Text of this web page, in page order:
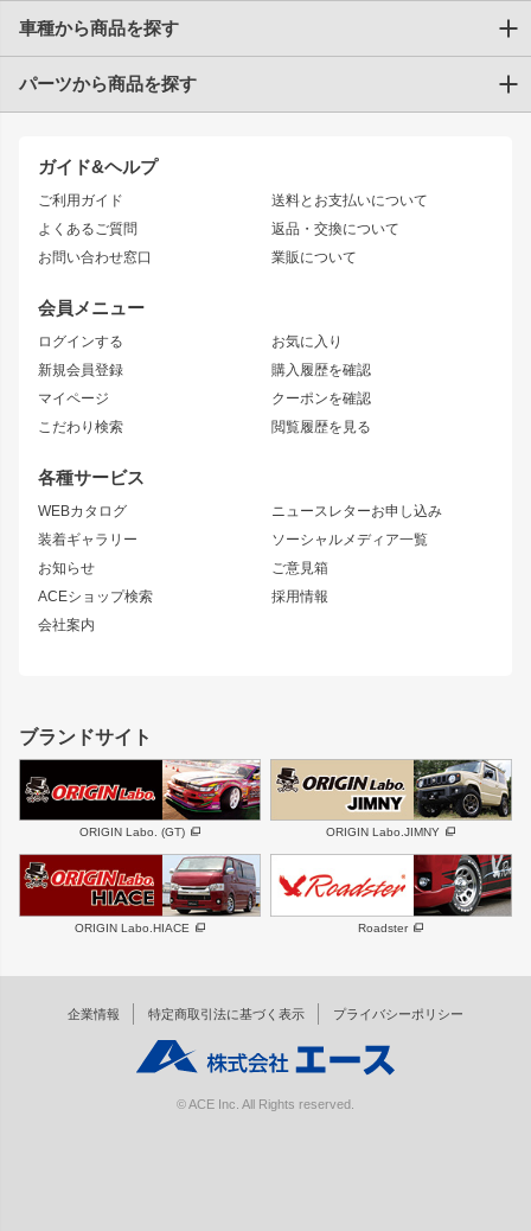
ガイド&ヘルプ
ご利用ガイド
よくあるご質問
お問い合わせ窓口
送料とお支払いについて
返品・交換について
業販について
会員メニュー
ログインする
新規会員登録
マイページ
こだわり検索
お気に入り
購入履歴を確認
クーポンを確認
閲覧履歴を見る
各種サービス
WEBカタログ
装着ギャラリー
お知らせ
ACEショップ検索
会社案内
ニュースレターお申し込み
ソーシャルメディア一覧
ご意見箱
採用情報
車種から商品を探す
トヨタ
JZX90 CHASER
JZX110 MARK II
JZX100 MARK II
JZX90 MARK II
トレノ
マークX
アリスト
ソアラ
アルテッツァ
ニッサン
S15 シルビア
S14 シルビア 後期
S13 シルビア
180SX
シルエイティ
ワンビア
ローレル
セフィーロ
キャラバン
スズキ
GS350
SC
スバル 三菱
デリカ D:5
軽自動車 汎用
パーツから商品を探す
エアロシリーズ
ドリフトライン
風神
雷神
レーシングライン
アタックライン
ストリームライン
リアウイング
ジムニーパーツ
ホイール
MUD-S7
MUD-SR7
まつど家 鉄漢
ボンネット
フェンダー
サイドパーツ
リアゲート
メンテナンスパーツ
ハイエースパーツ
ホイール
DAYTONA-RS
DAYTONA-RS NEO
エアロシリーズ
RUGGER MODEL
DTM:exclusive
オーバーフェンダー
ワイパーガード
ブランドサイト
ORIGIN Labo. (GT) ORIGIN Labo.JIMNY
ORIGIN Labo.HIACE Roadster
企業情報 特定商取引法に基づく表示 プライバシーポリシー
© ACE Inc. All Rights reserved.